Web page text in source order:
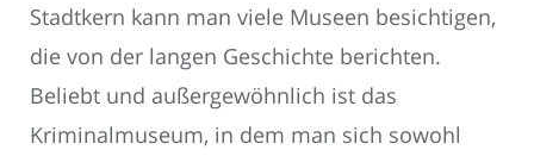
Stadtkern kann man viele Museen besichtigen,
die von der langen Geschichte berichten.
Beliebt und außergewöhnlich ist das
Kriminalmuseum, in dem man sich sowohl